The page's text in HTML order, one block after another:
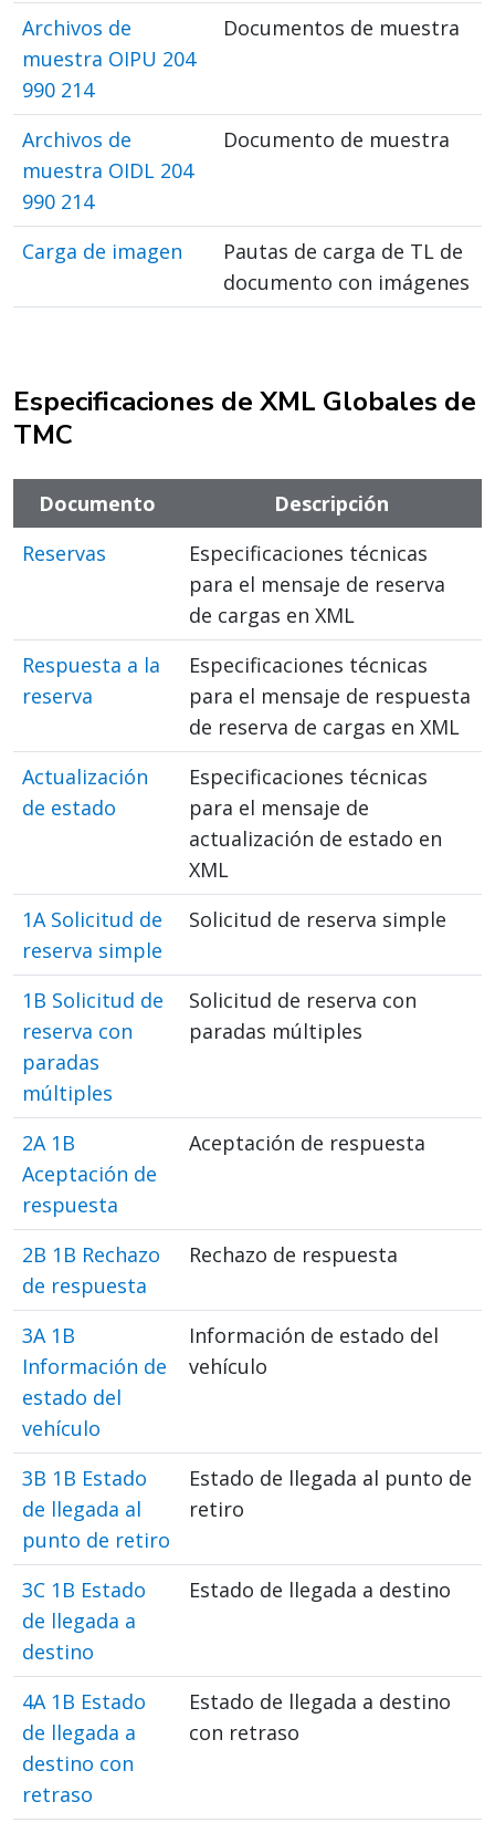
Archivos de
muestra OIPU 204
990 214
Documentos de muestra
Archivos de
muestra OIDL 204
990 214
Documento de muestra
Carga de imagen
Pautas de carga de TL de
documento con imágenes
Especificaciones de XML Globales de
TMC
Documento
Descripción
Reservas
Especificaciones técnicas
para el mensaje de reserva
de cargas en XML
Respuesta a la
reserva
Especificaciones técnicas
para el mensaje de respuesta
de reserva de cargas en XML
Actualización
de estado
Especificaciones técnicas
para el mensaje de
actualización de estado en
XML
1A Solicitud de
reserva simple
Solicitud de reserva simple
1B Solicitud de
reserva con
paradas
múltiples
Solicitud de reserva con
paradas múltiples
2A 1B
Aceptación de
respuesta
Aceptación de respuesta
2B 1B Rechazo
de respuesta
Rechazo de respuesta
3A 1B
Información de
estado del
vehículo
Información de estado del
vehículo
3B 1B Estado
de llegada al
punto de retiro
Estado de llegada al punto de
retiro
3C 1B Estado
de llegada a
destino
Estado de llegada a destino
4A 1B Estado
de llegada a
destino con
retraso
Estado de llegada a destino
con retraso